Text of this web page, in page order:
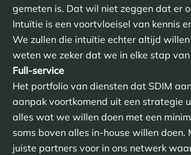
gemeten is. Dat wil niet zeggen dat er
Intuïtie is een voortvloeisel van kennis
We zullen die intuïtie echter altijd
weten we zeker dat we in elke stap
Full-service
Het portfolio van diensten dat SDIM
aanpak voortkomend uit een strategie
alles wat we willen doen met een
soms boven alles in-house willen
juiste partners voor in ons netwerk